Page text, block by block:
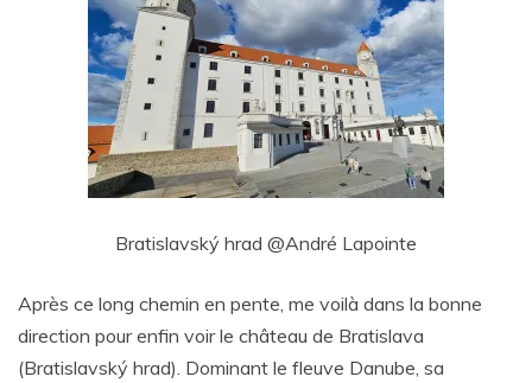
Bratislavský hrad @André Lapointe
Après ce long chemin en pente, me voilà dans la bonne
direction pour enfin voir le château de Bratislava
(Bratislavský hrad). Dominant le fleuve Danube, sa